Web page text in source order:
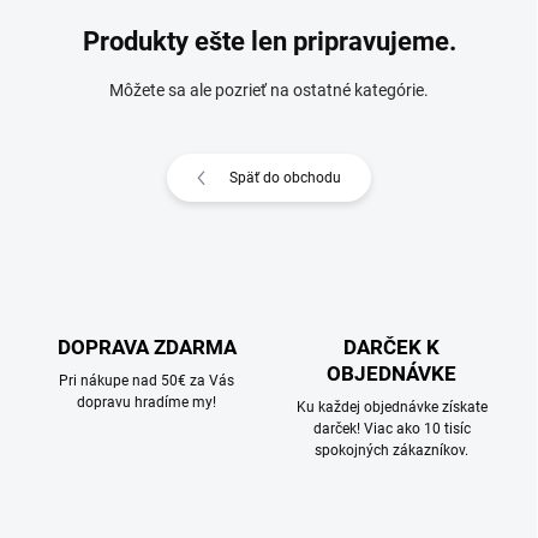
Produkty ešte len pripravujeme.
Môžete sa ale pozrieť na ostatné kategórie.
Späť do obchodu
DOPRAVA ZDARMA
Pri nákupe nad 50€ za Vás
dopravu hradíme my!
DARČEK K
OBJEDNÁVKE
Ku každej objednávke získate
darček! Viac ako 10 tisíc
spokojných zákazníkov.